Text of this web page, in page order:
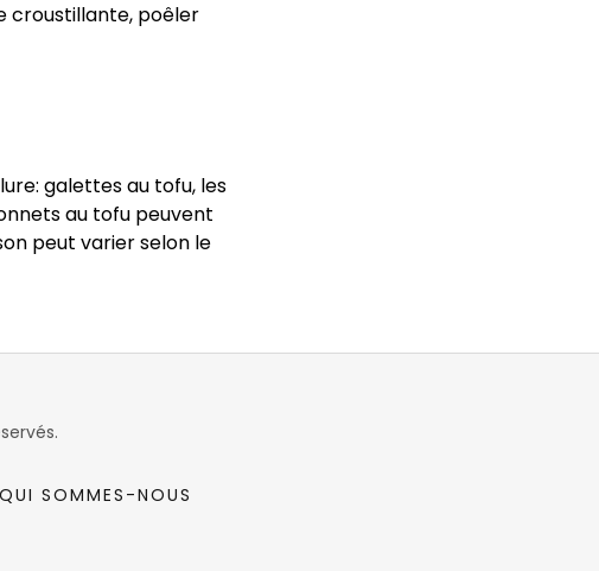
croustillante, poêler
galettes au tofu, les
au tofu peuvent
peut varier selon le
QUI SOMMES-NOUS